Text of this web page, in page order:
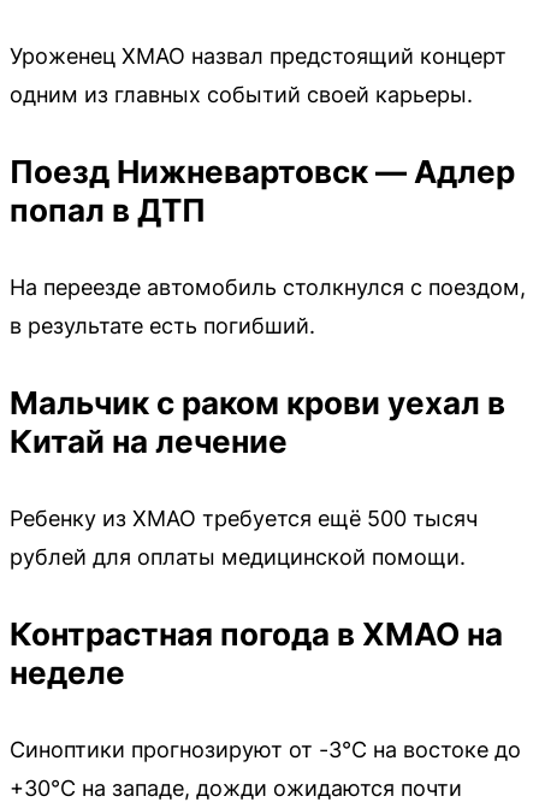
Уроженец ХМАО назвал предстоящий концерт
одним из главных событий своей карьеры.
Поезд Нижневартовск — Адлер
попал в ДТП
На переезде автомобиль столкнулся с поездом,
в результате есть погибший.
Мальчик с раком крови уехал в
Китай на лечение
Ребенку из ХМАО требуется ещё 500 тысяч
рублей для оплаты медицинской помощи.
Контрастная погода в ХМАО на
неделе
Синоптики прогнозируют от -3°C на востоке до
+30°C на западе, дожди ожидаются почти